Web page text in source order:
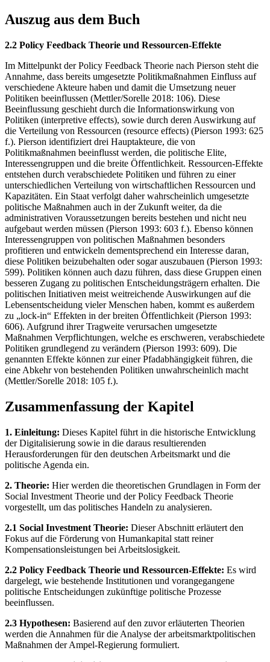
Auszug aus dem Buch
2.2 Policy Feedback Theorie und Ressourcen-Effekte
Im Mittelpunkt der Policy Feedback Theorie nach Pierson steht die
Annahme, dass bereits umgesetzte Politikmaßnahmen Einfluss auf
verschiedene Akteure haben und damit die Umsetzung neuer
Politiken beeinflussen (Mettler/Sorelle 2018: 106). Diese
Beeinflussung geschieht durch die Informationswirkung von
Politiken (interpretive effects), sowie durch deren Auswirkung auf
die Verteilung von Ressourcen (resource effects) (Pierson 1993: 625
f.). Pierson identifiziert drei Hauptakteure, die von
Politikmaßnahmen beeinflusst werden, die politische Elite,
Interessengruppen und die breite Öffentlichkeit. Ressourcen-Effekte
entstehen durch verabschiedete Politiken und führen zu einer
unterschiedlichen Verteilung von wirtschaftlichen Ressourcen und
Kapazitäten. Ein Staat verfolgt daher wahrscheinlich umgesetzte
politische Maßnahmen auch in der Zukunft weiter, da die
administrativen Voraussetzungen bereits bestehen und nicht neu
aufgebaut werden müssen (Pierson 1993: 603 f.). Ebenso können
Interessengruppen von politischen Maßnahmen besonders
profitieren und entwickeln dementsprechend ein Interesse daran,
diese Politiken beizubehalten oder sogar auszubauen (Pierson 1993:
599). Politiken können auch dazu führen, dass diese Gruppen einen
besseren Zugang zu politischen Entscheidungsträgern erhalten. Die
politischen Initiativen meist weitreichende Auswirkungen auf die
Lebensentscheidung vieler Menschen haben, kommt es außerdem
zu „lock-in“ Effekten in der breiten Öffentlichkeit (Pierson 1993:
606). Aufgrund ihrer Tragweite verursachen umgesetzte
Maßnahmen Verpflichtungen, welche es erschweren, verabschiedete
Politiken grundlegend zu verändern (Pierson 1993: 609). Die
genannten Effekte können zur einer Pfadabhängigkeit führen, die
eine Abkehr von bestehenden Politiken unwahrscheinlich macht
(Mettler/Sorelle 2018: 105 f.).
Zusammenfassung der Kapitel
1. Einleitung: Dieses Kapitel führt in die historische Entwicklung
der Digitalisierung sowie in die daraus resultierenden
Herausforderungen für den deutschen Arbeitsmarkt und die
politische Agenda ein.
2. Theorie: Hier werden die theoretischen Grundlagen in Form der
Social Investment Theorie und der Policy Feedback Theorie
vorgestellt, um das politisches Handeln zu analysieren.
2.1 Social Investment Theorie: Dieser Abschnitt erläutert den
Fokus auf die Förderung von Humankapital statt reiner
Kompensationsleistungen bei Arbeitslosigkeit.
2.2 Policy Feedback Theorie und Ressourcen-Effekte: Es wird
dargelegt, wie bestehende Institutionen und vorangegangene
politische Entscheidungen zukünftige politische Prozesse
beeinflussen.
2.3 Hypothesen: Basierend auf den zuvor erläuterten Theorien
werden die Annahmen für die Analyse der arbeitsmarktpolitischen
Maßnahmen der Ampel-Regierung formuliert.